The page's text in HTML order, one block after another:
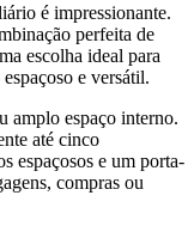
é impressionante.
perfeita de
escolha ideal para
e versátil.
amplo espaço interno.
até cinco
espaçosos e um porta-
compras ou